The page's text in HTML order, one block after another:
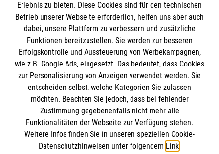
Empfänger: Malteser Hilfsdienst e.V.
IBAN: DE10 3706 0120 1201 2000 12
BIC: GENODED 1PA7
Newsletter abonnieren
Erlebnis zu bieten. Diese Cookies sind für den technischen
Betrieb unserer Webseite erforderlich, helfen uns aber auch
dabei, unsere Plattform zu verbessern und zusätzliche
Funktionen bereitzustellen. Sie werden zur besseren
Erfolgskontrolle und Aussteuerung von Werbekampagnen,
wie z.B. Google Ads, eingesetzt. Das bedeutet, dass Cookies
zur Personalisierung von Anzeigen verwendet werden. Sie
entscheiden selbst, welche Kategorien Sie zulassen
möchten. Beachten Sie jedoch, dass bei fehlender
Zustimmung gegebenenfalls nicht mehr alle
Funktionalitäten der Webseite zur Verfügung stehen.
Weitere Infos finden Sie in unseren speziellen Cookie-
Datenschutzhinweisen unter folgendem Link.